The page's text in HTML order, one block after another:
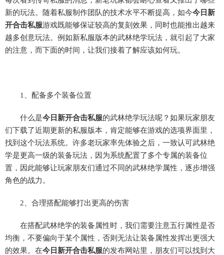
新的玩法。随着私服制作团队的技术水平不断提高，如今今日新
开合击私服游戏既能够保证较高的复刻效果，同时也能推出越来
越多创意玩法。例如新私服版本的武林绝学玩法，就引起了大家
的注意，而下面的时间，让我们接着了解应该如何玩。
1、配备多个装备位置
什么是今日新开合击私服的武林绝学玩法呢？如果玩家朋友
们下载了近期更新的私服版本，肯定能够在游戏的选项界面里，
找到这个玩法系统。许多老玩家率先体验之后，一致认可武林绝
学是更高一级的装备玩法，因为系统配置了多个专属的装备位
置，因此能够让玩家朋友们通过不同的武林绝学属性，逐步增强
角色的战力。
2、合理搭配能够打出更高的伤害
在搭配武林绝学的装备属性时，我们需要注意五行属性是否
均衡，不要偏向于某个属性，否则无法让装备属性发挥出更强大
的效果。在今日新开合击私服的发布网站里，朋友们可以找到大